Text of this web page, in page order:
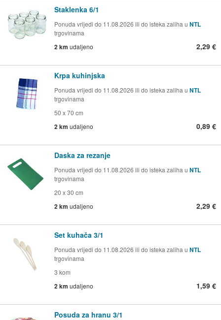
Staklenka 6/1
Ponuda vrijedi do 11.08.2026 ili do isteka zaliha u NTL
trgovinama
2 km udaljeno 2,29 €
Krpa kuhinjska
Ponuda vrijedi do 11.08.2026 ili do isteka zaliha u NTL
trgovinama
50 x 70 cm
2 km udaljeno 0,89 €
Daska za rezanje
Ponuda vrijedi do 11.08.2026 ili do isteka zaliha u NTL
trgovinama
20 x 30 cm
2 km udaljeno 2,29 €
Set kuhača 3/1
Ponuda vrijedi do 11.08.2026 ili do isteka zaliha u NTL
trgovinama
3 kom
2 km udaljeno 1,59 €
Posuda za hranu 3/1